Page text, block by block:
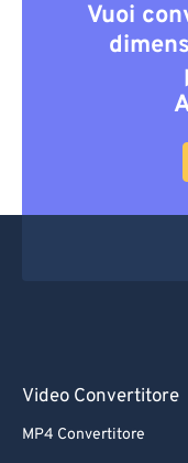
Vuoi
Video Convertitore
MP4 Convertitore